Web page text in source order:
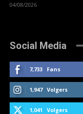
04/08/2026
Social Media
7,733 Fans
1,947 Volgers
1,041 Volgers